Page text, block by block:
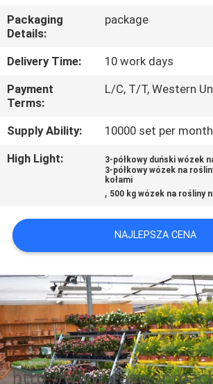
SKONTAKTUJ
Z
NAMI
AKTUALNOŚCI
WYCENĘ
SITEMAP
PRIVACY
POLICY
Packaging
Details:
package
Delivery Time:
10 work days
Payment
Terms:
L/C, T/T, Western
Supply Ability:
10000 set per month
High Light:
3-półkowy duński wózek
3-półkowy wózek na
kołami
, 500 kg wózek na rośliny
NAJLEPSZA CENA